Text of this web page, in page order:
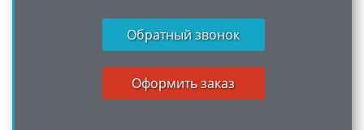
Обратный звонок
Оформить заказ